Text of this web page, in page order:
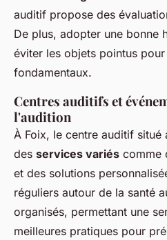
auditif propose des
De plus, adopter une bonne
éviter les objets pointus
fondamentaux.
Centres auditifs et
l'audition
À Foix, le centre auditif
des services variés comme
et des solutions
réguliers autour de la santé
organisés, permettant une
meilleures pratiques pour